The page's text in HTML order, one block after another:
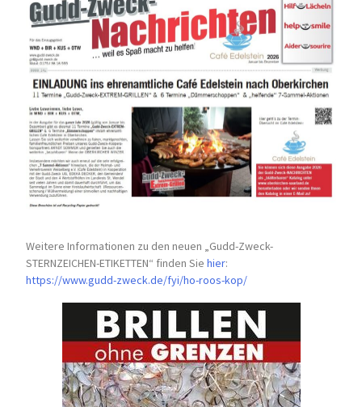
Weitere Informationen zu den neuen „Gudd-Zweck-
STERNZEICHEN-ETIKETTEN“ finden Siehier:
https://www.gudd-zweck.de/fyi/ho-roos-kop/